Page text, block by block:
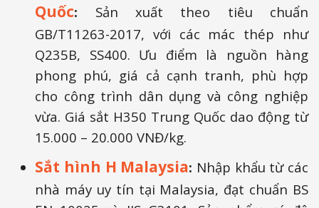
Quốc: Sản xuất theo tiêu chuẩn
GB/T11263-2017, với các mác thép như
Q235B, SS400. Ưu điểm là nguồn hàng
phong phú, giá cả cạnh tranh, phù hợp
cho công trình dân dụng và công nghiệp
vừa. Giá sắt H350 Trung Quốc dao động từ
15.000 – 20.000 VNĐ/kg.
Sắt hình H Malaysia: Nhập khẩu từ các
nhà máy uy tín tại Malaysia, đạt chuẩn BS